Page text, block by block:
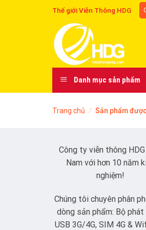
Thế giới Viễn Thông HDG
Danh mục sản phẩm
Trang chủ / Sản phẩm
Công ty viễn thông
Nam với hơn 10 năm
nghiệm!
Chúng tôi chuyên phân
dòng sản phẩm: Bộ phát
USB 3G/4G, SIM 4G &